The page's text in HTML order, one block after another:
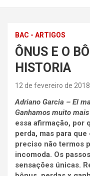
BAC - ARTIGOS
ÔNUS E O
HISTORIA
12 de fevereiro de 2018
Adriano Garcia – El
Ganhamos muito
essa afirmação, por
perda, mas para
preciso não termos
incomoda. Os
sensações únicas.